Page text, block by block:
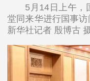
5月14日上午，
堂同来华进行国事访
新华社记者 殷博古